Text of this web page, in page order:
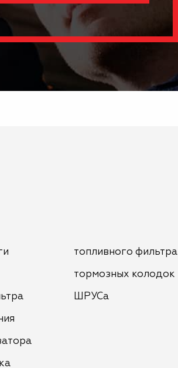
топливного фильтра
тормозных колодок
ШРУСа